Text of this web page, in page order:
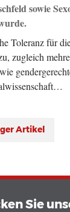
sowie
Toleranz für
zugleich
Artikel
Sie